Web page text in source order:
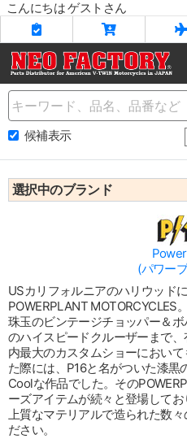
こんにちは ゲストさん
Name
候補表示
選択中のブランド
(パワー
USカリフォルニアのハリウッド
POWERPLANT MOTORCYCLES。
珠玉のビンテージチョッパー＆
のハイスピードクルーザーまで
内最大のカスタムショーにおい
た際には、P16と名がついた漆黒
Coolな作品でした。その
ーズアイテムが続々と登場してお
上質なマテリアルで造られた数
ださい。